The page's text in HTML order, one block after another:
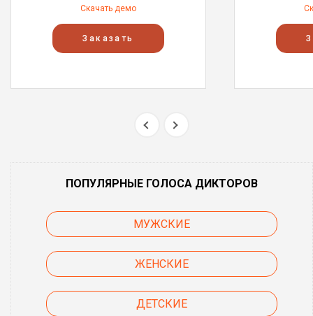
Скачать демо
Заказать
ПОПУЛЯРНЫЕ ГОЛОСА ДИКТОРОВ
МУЖСКИЕ
ЖЕНСКИЕ
ДЕТСКИЕ